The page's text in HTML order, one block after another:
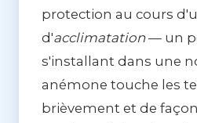
protection au cours
d'acclimatation— un
s'installant dans une
anémone touche les
brièvement et de